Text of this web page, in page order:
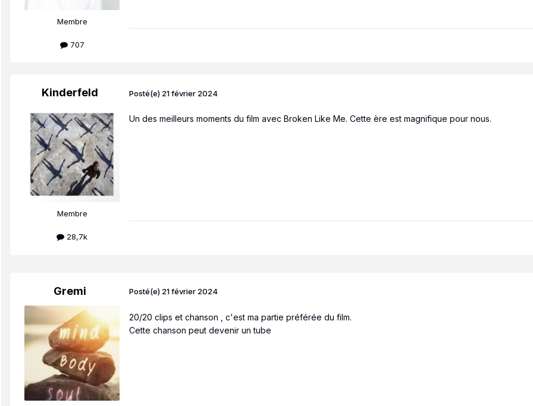
Membre
707
Kinderfeld
Membre
28,7k
Posté(e) 21 février 2024
Un des meilleurs moments du film avec Broken Like Me. Cette ère est magnifique pour nous.
Gremi Posté(e) 21 février 2024
20/20 clips et chanson , c'est ma partie préférée du film.
Cette chanson peut devenir un tube